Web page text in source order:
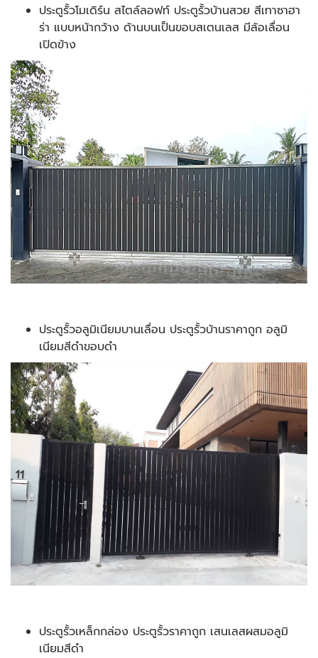
ประตูรั้วโมเดิร์น สไตล์ลอฟท์ ประตูรั้วบ้านสวย สีเทาซาฮา
ร่า แบบหน้ากว้าง ด้านบนเป็นขอบสเตนเลส มีล้อเลื่อน
เปิดข้าง
ประตูรั้วอลูมิเนียมบานเลื่อน ประตูรั้วบ้านราคาถูก อลูมิ
เนียมสีดำขอบดำ
ประตูรั้วเหล็กกล่อง ประตูรั้วราคาถูก เสนเลสผสมอลูมิ
เนียมสีดำ